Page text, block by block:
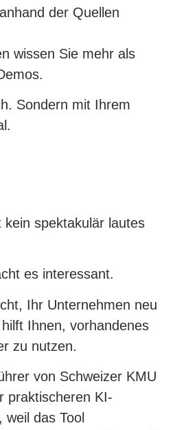
der Quellen
wissen Sie mehr als
Sondern mit Ihrem
kein spektakulär lautes
es interessant.
Ihr Unternehmen neu
Ihnen, vorhandenes
zu nutzen.
von Schweizer KMU
praktischeren KI-
das Tool